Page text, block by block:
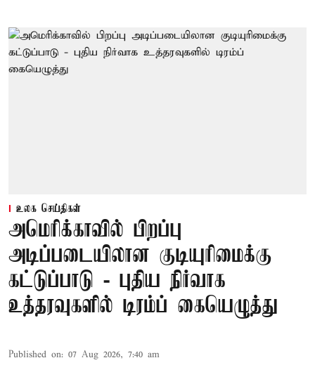
உலக செய்திகள்
அமெரிக்காவில் பிறப்பு
அடிப்படையிலான குடியுரிமைக்கு
கட்டுப்பாடு - புதிய நிர்வாக
உத்தரவுகளில் டிரம்ப் கையெழுத்து
Published on: 07 Aug 2026, 7:40 am